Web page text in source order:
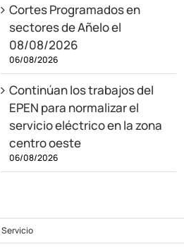
Cortes Programados en
sectores de Añelo el
08/08/2026
06/08/2026
Continúan los trabajos del
EPEN para normalizar el
servicio eléctrico en la zona
centro oeste
06/08/2026
Servicio